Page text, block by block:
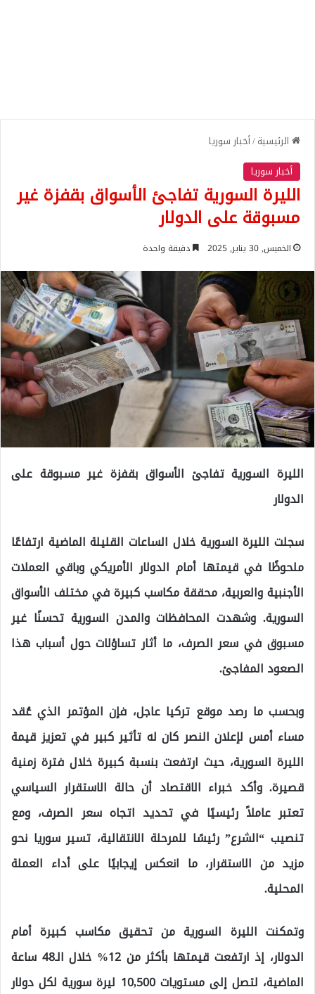
الرئيسية/أخبار سوريا
أخبار سوريا
الليرة السورية تفاجئ الأسواق بقفزة غير
مسبوقة على الدولار
الخميس, 30 يناير, 2025 دقيقة واحدة
الليرة السورية تفاجئ الأسواق بقفزة غير مسبوقة على
الدولار
سجلت الليرة السورية خلال الساعات القليلة الماضية ارتفاعًا
ملحوظًا في قيمتها أمام الدولار الأمريكي وباقي العملات
الأجنبية والعربية، محققة مكاسب كبيرة في مختلف الأسواق
السورية. وشهدت المحافظات والمدن السورية تحسنًا غير
مسبوق في سعر الصرف، ما أثار تساؤلات حول أسباب هذا
الصعود المفاجئ.
وبحسب ما رصد موقع تركيا عاجل، فإن المؤتمر الذي عُقد
مساء أمس لإعلان النصر كان له تأثير كبير في تعزيز قيمة
الليرة السورية، حيث ارتفعت بنسبة كبيرة خلال فترة زمنية
قصيرة. وأكد خبراء الاقتصاد أن حالة الاستقرار السياسي
تعتبر عاملاً رئيسيًا في تحديد اتجاه سعر الصرف، ومع
تنصيب “الشرع” رئيسًا للمرحلة الانتقالية، تسير سوريا نحو
مزيد من الاستقرار، ما انعكس إيجابيًا على أداء العملة
المحلية.
وتمكنت الليرة السورية من تحقيق مكاسب كبيرة أمام
الدولار، إذ ارتفعت قيمتها بأكثر من 12% خلال الـ48 ساعة
الماضية، لتصل إلى مستويات 10,500 ليرة سورية لكل دولار